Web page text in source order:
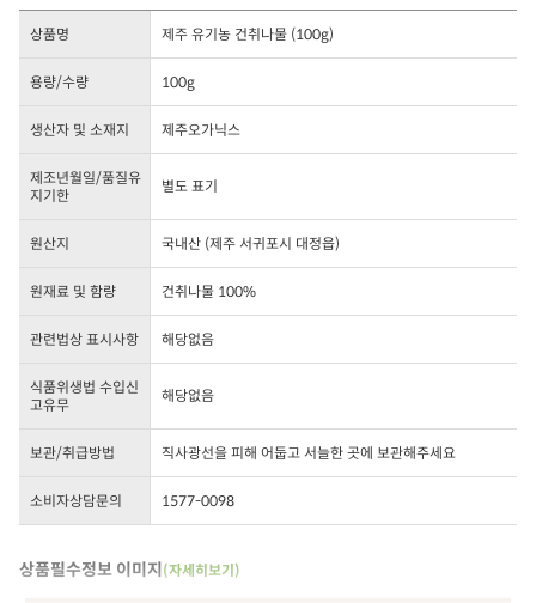
상품명 제주 유기농 건취나물 (100g)
용량/수량 100g
생산자 및 소재지 제주오가닉스
제조년월일/품질유
지기한
별도 표기
원산지 국내산 (제주 서귀포시 대정읍)
원재료 및 함량 건취나물 100%
관련법상 표시사항 해당없음
식품위생법 수입신
고유무
해당없음
보관/취급방법 직사광선을 피해 어둡고 서늘한 곳에 보관해주세요
소비자상담문의 1577-0098
상품필수정보 이미지 (자세히보기)